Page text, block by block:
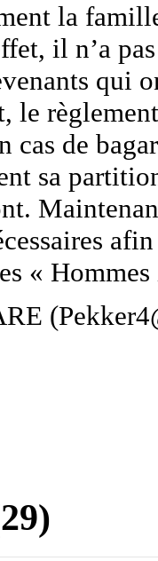
la
il n’a
qui
le
cas de
sa
«